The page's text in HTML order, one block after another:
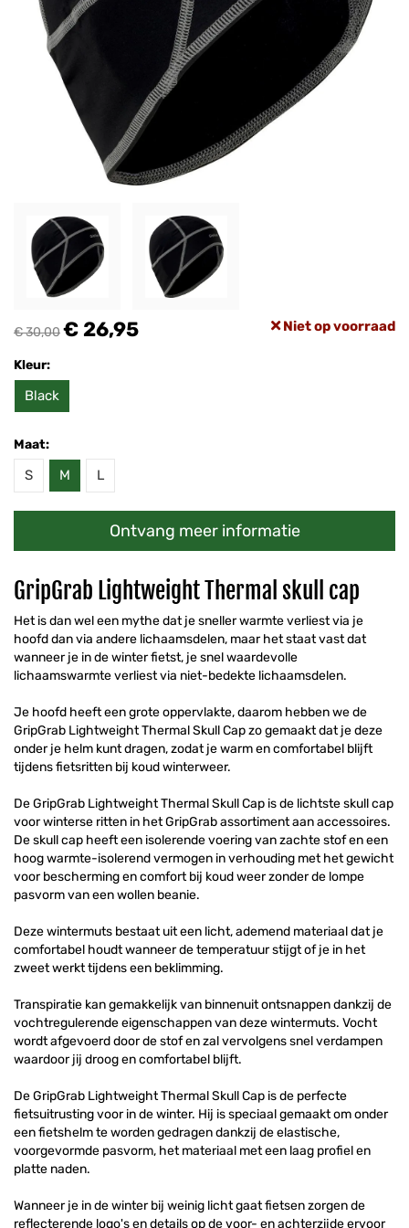
€ 30,00€ 26,95 Niet op voorraad
Kleur:
Black
Maat:
S M L
Ontvang meer informatie
GripGrab Lightweight Thermal skull cap
Het is dan wel een mythe dat je sneller warmte verliest via je
hoofd dan via andere lichaamsdelen, maar het staat vast dat
wanneer je in de winter fietst, je snel waardevolle
lichaamswarmte verliest via niet-bedekte lichaamsdelen.
Je hoofd heeft een grote oppervlakte, daarom hebben we de
GripGrab Lightweight Thermal Skull Cap zo gemaakt dat je deze
onder je helm kunt dragen, zodat je warm en comfortabel blijft
tijdens fietsritten bij koud winterweer.
De GripGrab Lightweight Thermal Skull Cap is de lichtste skull cap
voor winterse ritten in het GripGrab assortiment aan accessoires.
De skull cap heeft een isolerende voering van zachte stof en een
hoog warmte-isolerend vermogen in verhouding met het gewicht
voor bescherming en comfort bij koud weer zonder de lompe
pasvorm van een wollen beanie.
Deze wintermuts bestaat uit een licht, ademend materiaal dat je
comfortabel houdt wanneer de temperatuur stijgt of je in het
zweet werkt tijdens een beklimming.
Transpiratie kan gemakkelijk van binnenuit ontsnappen dankzij de
vochtregulerende eigenschappen van deze wintermuts. Vocht
wordt afgevoerd door de stof en zal vervolgens snel verdampen
waardoor jij droog en comfortabel blijft.
De GripGrab Lightweight Thermal Skull Cap is de perfecte
fietsuitrusting voor in de winter. Hij is speciaal gemaakt om onder
een fietshelm te worden gedragen dankzij de elastische,
voorgevormde pasvorm, het materiaal met een laag profiel en
platte naden.
Wanneer je in de winter bij weinig licht gaat fietsen zorgen de
reflecterende logo's en details op de voor- en achterzijde ervoor